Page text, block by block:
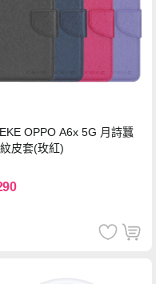
OPPO A6x 5G 月詩蠶
皮套(玫紅)